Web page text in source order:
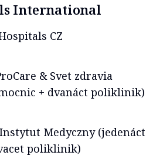
International
CZ
& Svet zdravia
+ dvanáct poliklinik)
Instytut Medyczny (jedenáct
poliklinik)